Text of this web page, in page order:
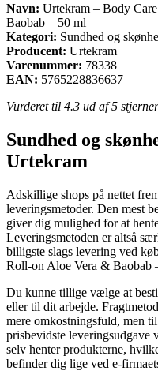
Navn: Urtekram – Body
Baobab – 50 ml
Kategori: Sundhed og
Producent: Urtekram
Varenummer: 78338
EAN: 5765228836637
Vurderet til 4.3 ud af 5
Sundhed og
Urtekram
Adskillige shops på nettet
leveringsmetoder. Den mest
giver dig mulighed for at
Leveringsmetoden er altså
billigste slags levering ved
Roll-on Aloe Vera & Baobab
Du kunne tillige vælge at
eller til dit arbejde.
mere omkostningsfuld, men
prisbevidste
selv henter produkterne,
befinder dig lige ved e-